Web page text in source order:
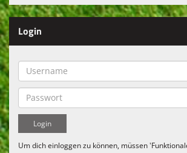
Login
Um dich einloggen zu können, müssen